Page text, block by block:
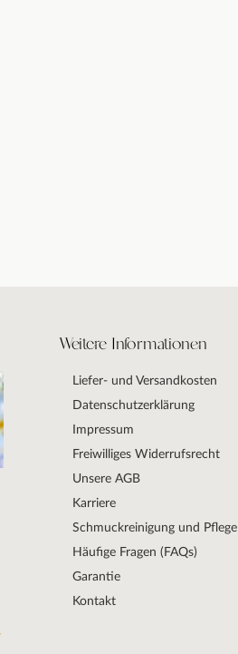
Weitere Informationen
Liefer- und Versandkosten
Datenschutzerklärung
Impressum
Freiwilliges Widerrufsrecht
Unsere AGB
Karriere
Schmuckreinigung und Pflege
Häufige Fragen (FAQs)
Garantie
Kontakt